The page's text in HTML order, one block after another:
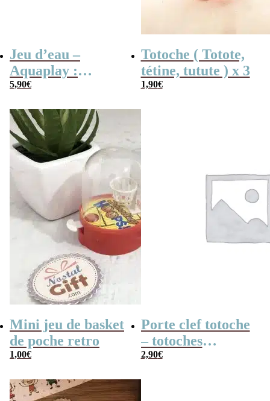
Jeu d’eau –
Aquaplay :
anneaux,
pyramide –
Inspiré de
Wonderful
Waterfuls
5,90€
Totoche ( Totote,
tétine, tutute ) x 3
1,90€
Mini jeu de basket
de poche retro
1,00€
Porte clef totoche
– totoches
translucides
2,90€